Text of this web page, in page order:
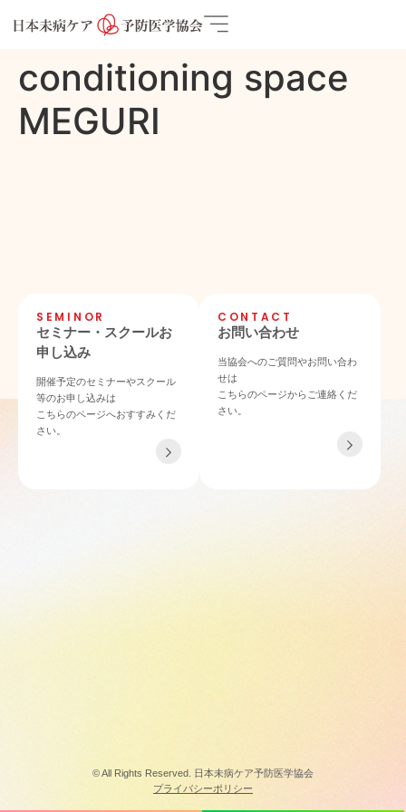
conditioning space
MEGURI
SEMINOR
セミナー・スクールお
申し込み
開催予定のセミナーやスクール
等のお申し込みは
こちらのページへおすすみくだ
さい。
CONTACT
お問い合わせ
当協会へのご質問やお問い合わ
せは
こちらのページからご連絡くだ
さい。
〒532-0011 大阪府大阪市淀川区西中島4-3-21 NLCセントラルビル901
© All Rights Reserved. 日本未病ケア予防医学協会
プライバシーポリシー